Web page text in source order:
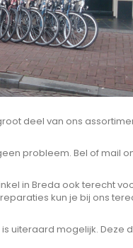
deel van ons
probleem. Bel of mail
in Breda ook terecht
kun je bij ons
uiteraard mogelijk. Deze